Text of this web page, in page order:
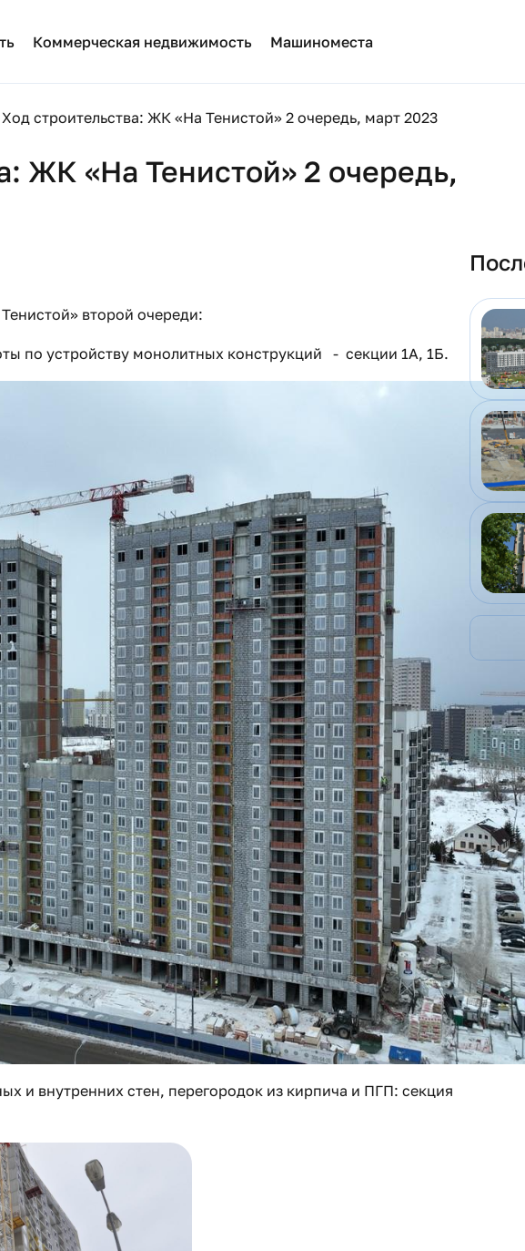
Коммерческая недвижимость Машиноместа
Ход строительства: ЖК «На Тенистой» 2 очередь, март 2023
ЖК «На Тенистой» 2 очередь,
второй очереди:
по устройству монолитных конструкций - секции 1А, 1Б.
и внутренних стен, перегородок из кирпича и ПГП: секция